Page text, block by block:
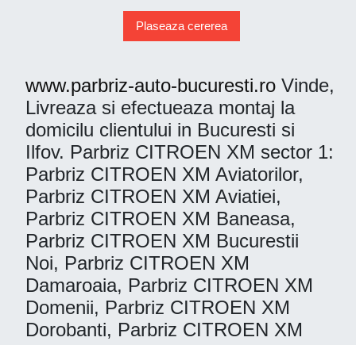
Plaseaza cererea
www.parbriz-auto-bucuresti.ro Vinde,
Livreaza si efectueaza montaj la
domicilu clientului in Bucuresti si
Ilfov. Parbriz CITROEN XM sector 1:
Parbriz CITROEN XM Aviatorilor,
Parbriz CITROEN XM Aviatiei,
Parbriz CITROEN XM Baneasa,
Parbriz CITROEN XM Bucurestii
Noi, Parbriz CITROEN XM
Damaroaia, Parbriz CITROEN XM
Domenii, Parbriz CITROEN XM
Dorobanti, Parbriz CITROEN XM